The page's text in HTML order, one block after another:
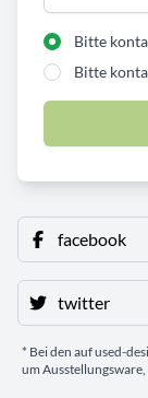
Bitte
Bitte
facebook
twitter
* Bei den auf used-
um